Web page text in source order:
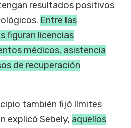
resultados positivos
Entre las
figuran licencias
médicos, asistencia
de recuperación
también fijó límites
explicó Sebely, aquellos